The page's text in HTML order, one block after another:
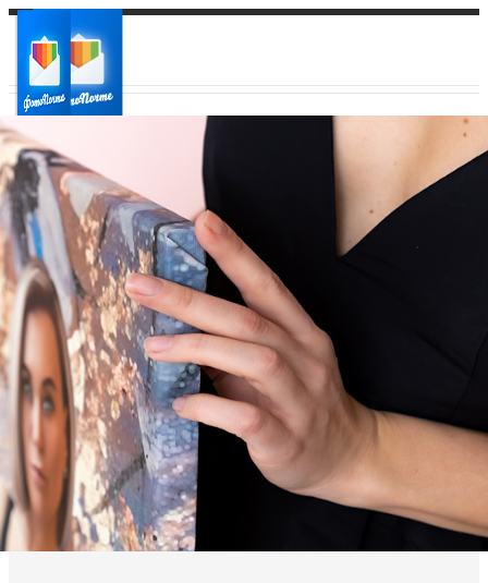
Ваш город:
Ваш регион доставки
Выберите из списка: